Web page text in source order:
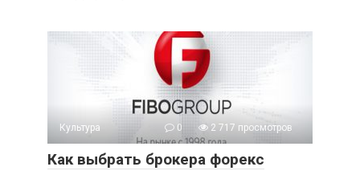
Культура 0 2 717 просмотров
Как выбрать брокера форекс